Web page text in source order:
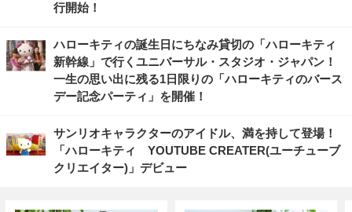
行開始！
ハローキティの誕生日にちなみ貸切の「ハローキティ
新幹線」で行くユニバーサル・スタジオ・ジャパン！
一生の思い出に残る1日限りの「ハローキティのバース
デー記念パーティ」を開催！
サンリオキャラクターのアイドル、満を持して登場！
「ハローキティ YOUTUBE CREATER(ユーチューブ
クリエイター)」デビュー